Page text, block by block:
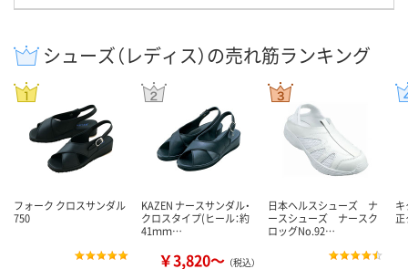
シューズ（レディス）の売れ筋ランキング
フォーク クロスサンダル
750
KAZEN ナースサンダル・
クロスタイプ(ヒール：約
41ｍｍ…
￥3,820～ （税込）
日本ヘルスシューズ ナ
ースシューズ ナースク
ロッグNo.92…